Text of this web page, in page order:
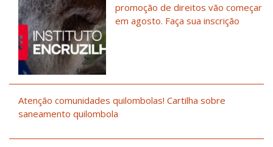
promoção de direitos vão começar
em agosto. Faça sua inscrição
Atenção comunidades quilombolas! Cartilha sobre
saneamento quilombola